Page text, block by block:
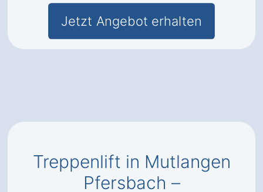
Jetzt Angebot erhalten
Treppenlift in Mutlangen
Pfersbach –